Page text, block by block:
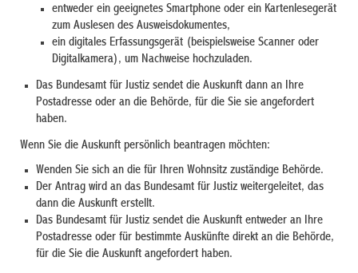
entweder ein geeignetes Smartphone oder ein Kartenlesegerät
zum Auslesen des Ausweisdokumentes,
ein digitales Erfassungsgerät (beispielsweise Scanner oder
Digitalkamera), um Nachweise hochzuladen.
Das Bundesamt für Justiz sendet die Auskunft dann an Ihre
Postadresse oder an die Behörde, für die Sie sie angefordert
haben.
Wenn Sie die Auskunft persönlich beantragen möchten:
Wenden Sie sich an die für Ihren Wohnsitz zuständige Behörde.
Der Antrag wird an das Bundesamt für Justiz weitergeleitet, das
dann die Auskunft erstellt.
Das Bundesamt für Justiz sendet die Auskunft entweder an Ihre
Postadresse oder für bestimmte Auskünfte direkt an die Behörde,
für die Sie die Auskunft angefordert haben.